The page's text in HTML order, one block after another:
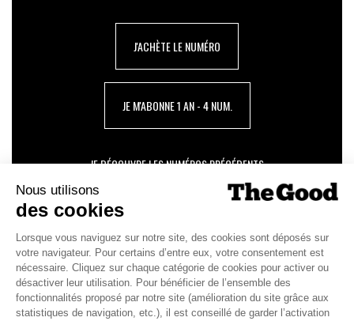
J'ACHÈTE LE NUMÉRO
JE M'ABONNE 1 AN - 4 NUM.
JE DÉCOUVRE LES NUMÉROS PRÉCÉDENTS
Je suis déjà abonné(e) :
version digitale